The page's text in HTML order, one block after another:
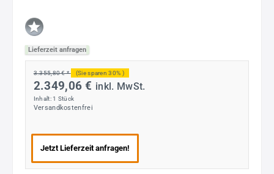
Lieferzeit anfragen
3.355,80 € * (Sie sparen 30% )
2.349,06 € inkl. MwSt.
Inhalt: 1 Stück
Versandkostenfrei
Jetzt Lieferzeit anfragen!